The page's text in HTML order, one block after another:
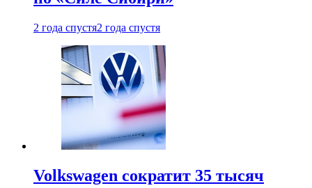
2 года спустя2 года спустя
Volkswagen сократит 35 тысяч